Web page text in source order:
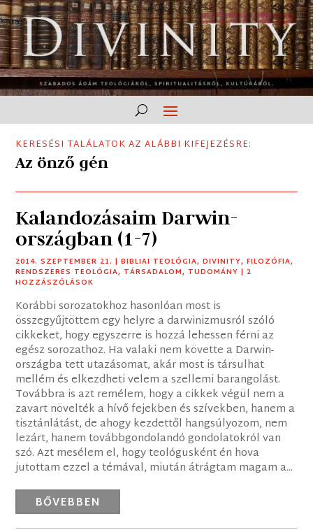
KERESÉSI TALÁLATOK AZ ALÁBBI KIFEJEZÉSRE:
Az önző gén
Kalandozásaim Darwin-
országban (1-7)
2014. SZEPTEMBER 21. |BIBLIAI TEOLÓGIA,DIVINITY,FILOZÓFIA,
RENDSZERES TEOLÓGIA, TÁRSADALOM, TUDOMÁNY | 2
HOZZÁSZÓLÁSOK
Korábbi sorozatokhoz hasonlóan most is
összegyűjtöttem egy helyre a darwinizmusról szóló
cikkeket, hogy egyszerre is hozzá lehessen férni az
egész sorozathoz. Ha valaki nem követte a Darwin-
országba tett utazásomat, akár most is társulhat
mellém és elkezdheti velem a szellemi barangolást.
Továbbra is azt remélem, hogy a cikkek végül nem a
zavart növelték a hívő fejekben és szívekben, hanem a
tisztánlátást, de ahogy kezdettől hangsúlyozom, nem
lezárt, hanem továbbgondolandó gondolatokról van
szó. Azt mesélem el, hogy teológusként én hova
jutottam ezzel a témával, miután átrágtam magam a...
BŐVEBBEN